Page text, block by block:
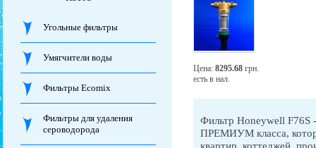
Угольные фильтры
Умягчители воды
Фильтры Ecomix
Фильтры для удаления
сероводорода
Цена: 8295.68грн.
есть в нал.
Фильтр Honeywell F76S
ПРЕМИУМ класса,